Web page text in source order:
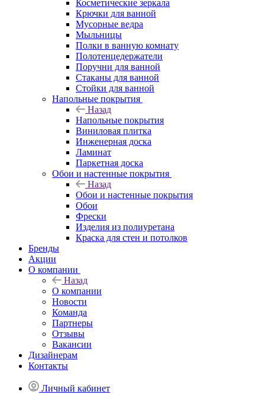
Косметические зеркала
Крючки для ванной
Мусорные ведра
Мыльницы
Полки в ванную комнату
Полотенцедержатели
Поручни для ванной
Стаканы для ванной
Стойки для ванной
Напольные покрытия
Назад
Напольные покрытия
Виниловая плитка
Инженерная доска
Ламинат
Паркетная доска
Обои и настенные покрытия
Назад
Обои и настенные покрытия
Обои
Фрески
Изделия из полиуретана
Краска для стен и потолков
Бренды
Акции
О компании
Назад
О компании
Новости
Команда
Партнеры
Отзывы
Вакансии
Дизайнерам
Контакты
Личный кабинет